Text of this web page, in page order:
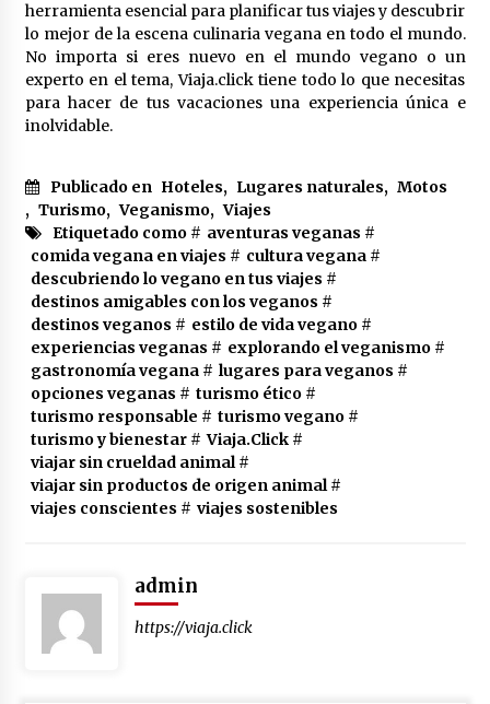
herramienta esencial para planificar tus viajes y descubrir
lo mejor de la escena culinaria vegana en todo el mundo.
No importa si eres nuevo en el mundo vegano o un
experto en el tema, Viaja.click tiene todo lo que necesitas
para hacer de tus vacaciones una experiencia única e
inolvidable.
Publicado en Hoteles, Lugares naturales, Motos
, Turismo, Veganismo, Viajes
Etiquetado como # aventuras veganas #
comida vegana en viajes # cultura vegana#
descubriendo lo vegano en tus viajes #
destinos amigables con los veganos #
destinos veganos # estilo de vida vegano#
experiencias veganas # explorando el veganismo#
gastronomía vegana# lugares para veganos #
opciones veganas # turismo ético#
turismo responsable # turismo vegano#
turismo y bienestar# Viaja.Click#
viajar sin crueldad animal#
viajar sin productos de origen animal#
viajes conscientes # viajes sostenibles
admin
https://viaja.click